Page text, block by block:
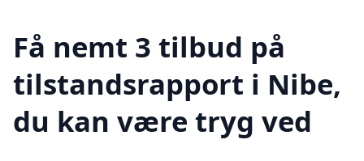
Få nemt 3 tilbud på
tilstandsrapport i Nibe,
du kan være tryg ved